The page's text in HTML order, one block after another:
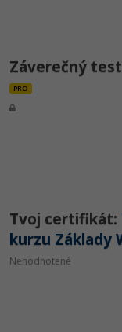
Záverečný
PRO
Tvoj certifikát:
kurzu Základy
Nehodnotené